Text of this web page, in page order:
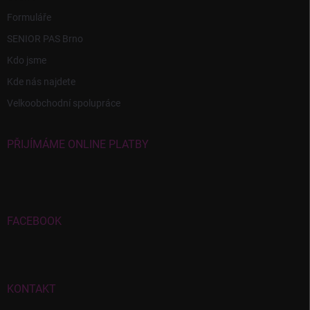
Formuláře
SENIOR PAS Brno
Kdo jsme
Kde nás najdete
Velkoobchodní spolupráce
PŘIJÍMÁME ONLINE PLATBY
FACEBOOK
KONTAKT